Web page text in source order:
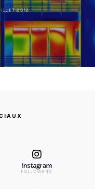
2012
Instagram
FOLLOWERS